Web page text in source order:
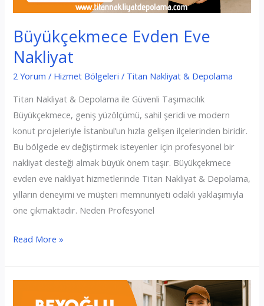
Büyükçekmece Evden Eve
Nakliyat
2 Yorum / Hizmet Bölgeleri / Titan Nakliyat & Depolama
Titan Nakliyat & Depolama ile Güvenli Taşımacılık
Büyükçekmece, geniş yüzölçümü, sahil şeridi ve modern
konut projeleriyle İstanbul’un hızla gelişen ilçelerinden biridir.
Bu bölgede ev değiştirmek isteyenler için profesyonel bir
nakliyat desteği almak büyük önem taşır. Büyükçekmece
evden eve nakliyat hizmetlerinde Titan Nakliyat & Depolama,
yılların deneyimi ve müşteri memnuniyeti odaklı yaklaşımıyla
öne çıkmaktadır. Neden Profesyonel
Büyükçekmece
Eve
Read More »